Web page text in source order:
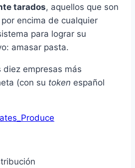
tarados, aquellos que son
encima de cualquier
para lograr su
amasar pasta.
empresas más
(con su token español